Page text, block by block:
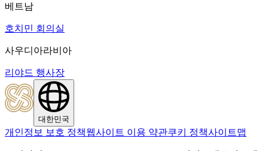
베트남
호치민 회의실
사우디아라비아
리야드 행사장
대한민국
개인정보 보호 정책웹사이트 이용 약관쿠키 정책사이트맵